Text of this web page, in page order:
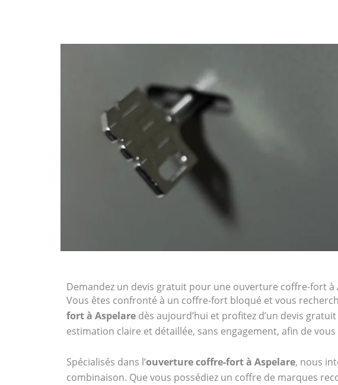
Demandez un devis gratuit pour une ouverture coffre-fort à
Vous êtes confronté à un coffre-fort bloqué et vous
fort à Aspelare dès aujourd’hui et profitez d’un devis
estimation claire et détaillée, sans engagement, afin de
Spécialisés dans l’ouverture coffre-fort à Aspelare, nous
combinaison. Que vous possédiez un coffre de marques